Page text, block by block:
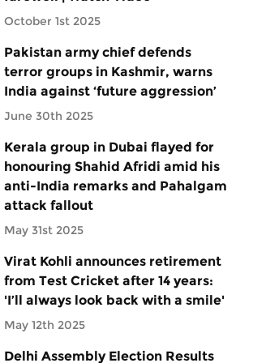
October 1st 2025
Pakistan army chief defends
terror groups in Kashmir, warns
India against ‘future aggression’
June 30th 2025
Kerala group in Dubai flayed for
honouring Shahid Afridi amid his
anti-India remarks and Pahalgam
attack fallout
May 31st 2025
Virat Kohli announces retirement
from Test Cricket after 14 years:
'I’ll always look back with a smile'
May 12th 2025
Delhi Assembly Election Results